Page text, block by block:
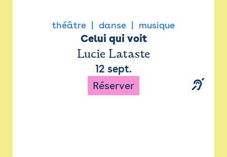
théâtre danse musique
Celui qui voit
Lucie Lataste
12 sept.
Réserver